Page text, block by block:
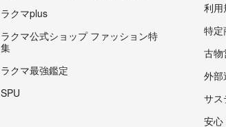
ラクマplus
ラクマ公式ショップ ファッション特
集
ラクマ最強鑑定
SPU
利用
特定
古物
外部
サス
安心